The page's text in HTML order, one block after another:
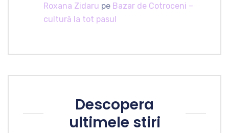
Roxana Zidaru pe Bazar de Cotroceni –
cultură la tot pasul
Descopera
ultimele stiri